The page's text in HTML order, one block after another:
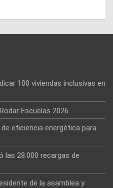
100 viviendas inclusivas en
Escuelas 2026
eficiencia energética para
las 28.000 recargas de
de la asamblea y